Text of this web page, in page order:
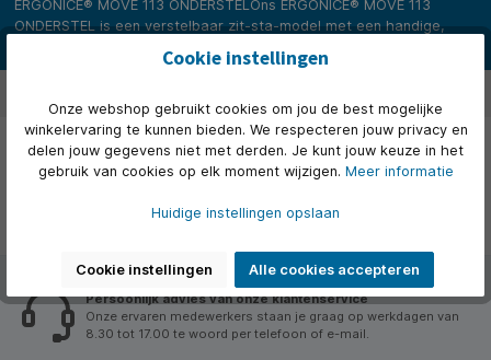
ERGONICE® MOVE 113 ONDERSTELOns ERGONICE® MOVE 113
ONDERSTEL is een verstelbaar zit-sta-model met een handige,
Persoonlijk advies van onze klantenservice
Onze ervaren medewerkers staan je graag op werkdagen van
8.30 tot 17.00 te woord per telefoon of e-mail.
Cookie instellingen
Onze webshop gebruikt cookies om jou de best mogelijke
winkelervaring te kunnen bieden. We respecteren jouw privacy en
delen jouw gegevens niet met derden. Je kunt jouw keuze in het
gebruik van cookies op elk moment wijzigen. Meer informatie
Huidige instellingen opslaan
Cookie instellingen Alle cookies accepteren